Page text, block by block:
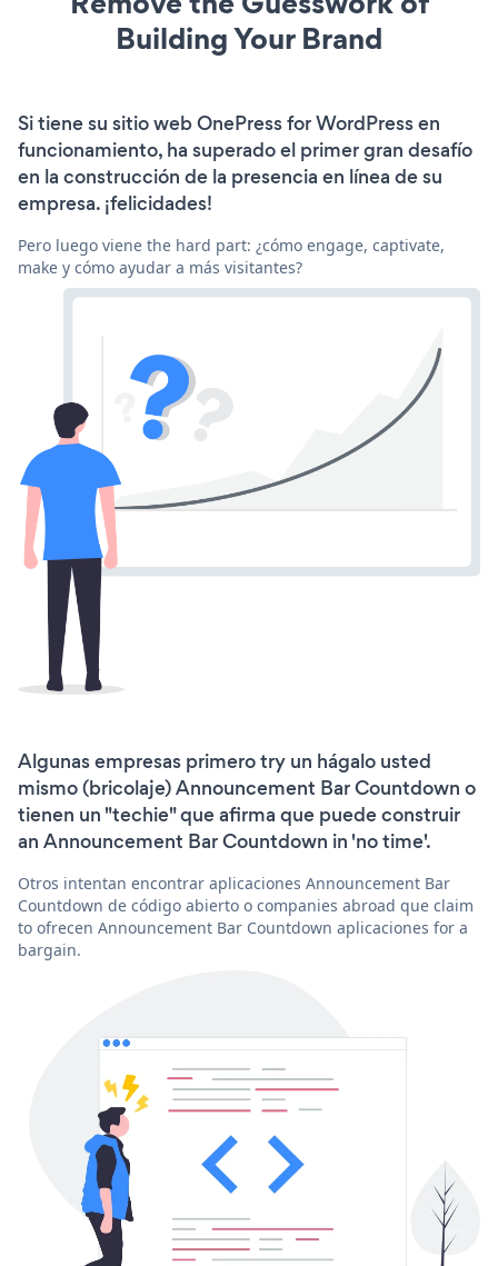
Building Your Brand
Si tiene su sitio web OnePress for WordPress en
funcionamiento, ha superado el primer gran desafío
en la construcción de la presencia en línea de su
empresa. ¡felicidades!
Pero luego viene the hard part: ¿cómo engage, captivate,
make y cómo ayudar a más visitantes?
Algunas empresas primero try un hágalo usted
mismo (bricolaje) Announcement Bar Countdown o
tienen un "techie" que afirma que puede construir
an Announcement Bar Countdown in 'no time'.
Otros intentan encontrar aplicaciones Announcement Bar
Countdown de código abierto o companies abroad que claim
to ofrecen Announcement Bar Countdown aplicaciones for a
bargain.